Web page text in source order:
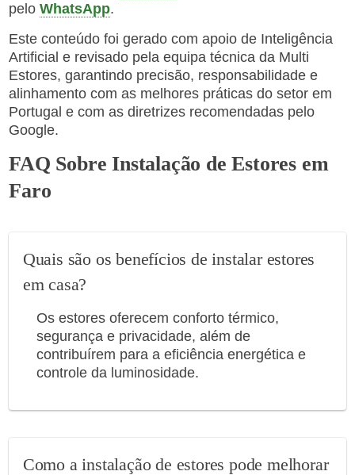
peloWhatsApp.
Este conteúdo foi gerado com apoio de Inteligência
Artificial e revisado pela equipa técnica da Multi
Estores, garantindo precisão, responsabilidade e
alinhamento com as melhores práticas do setor em
Portugal e com as diretrizes recomendadas pelo
Google.
FAQ Sobre Instalação de Estores em
Faro
Quais são os benefícios de instalar estores
em casa?
Os estores oferecem conforto térmico,
segurança e privacidade, além de
contribuírem para a eficiência energética e
controle da luminosidade.
Como a instalação de estores pode melhorar